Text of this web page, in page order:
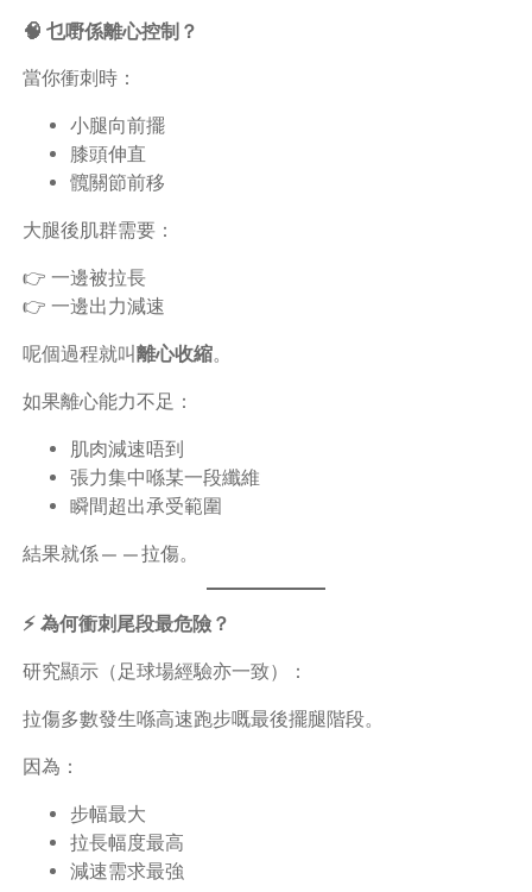
🧠 乜嘢係離心控制？
當你衝刺時：
小腿向前擺
膝頭伸直
髖關節前移
大腿後肌群需要：
👉 一邊被拉長
👉 一邊出力減速
呢個過程就叫離心收縮。
如果離心能力不足：
肌肉減速唔到
張力集中喺某一段纖維
瞬間超出承受範圍
結果就係——拉傷。
⚡ 為何衝刺尾段最危險？
研究顯示（足球場經驗亦一致）：
拉傷多數發生喺高速跑步嘅最後擺腿階段。
因為：
步幅最大
拉長幅度最高
減速需求最強